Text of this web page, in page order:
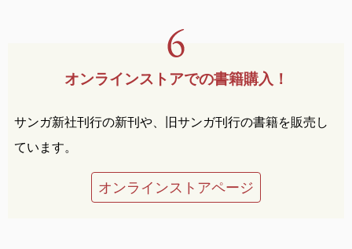
オンラインストアでの書籍購入！
サンガ新社刊行の新刊や、旧サンガ刊行の書籍を販売し
ています。
オンラインストアページ